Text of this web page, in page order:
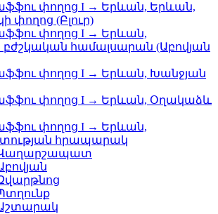
փողոց I → Երևան, Երևան,
փողոց (Բլուր)
փողոց I → Երևան,
համալսարան (Աբովյան
փողոց I → Երևան, Խանջյան
փողոց I → Երևան, Օղակաձև
փողոց I → Երևան,
հրապարակ